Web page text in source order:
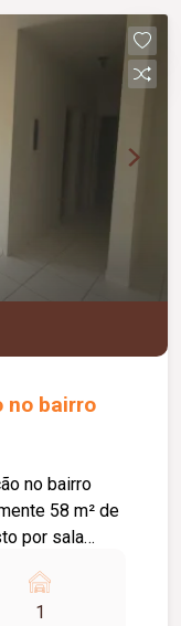
no bairro
no bairro
58 m² de
por sala
03
e 01
1